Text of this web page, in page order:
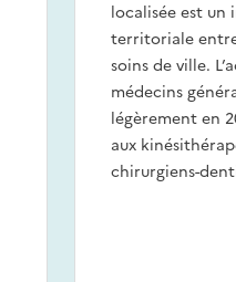
localisée est un
territoriale
soins de ville.
médecins
légèrement en
aux
chirurgiens-